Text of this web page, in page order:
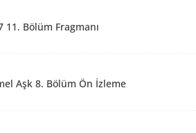
11. Bölüm Fragmanı
Aşk 8. Bölüm Ön İzleme